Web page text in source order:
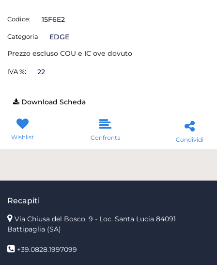
Codice: 15F6E2
Categoria
EDGE
Prezzo escluso COU e IC ove dovuto
IVA %: 22
Download Scheda
Wishlist Confronta Condividi
Recapiti
Via Chiusa del Bosco, 9 - Loc. Santa Lucia 84091
Battipaglia (SA)
+39.0828.1997099